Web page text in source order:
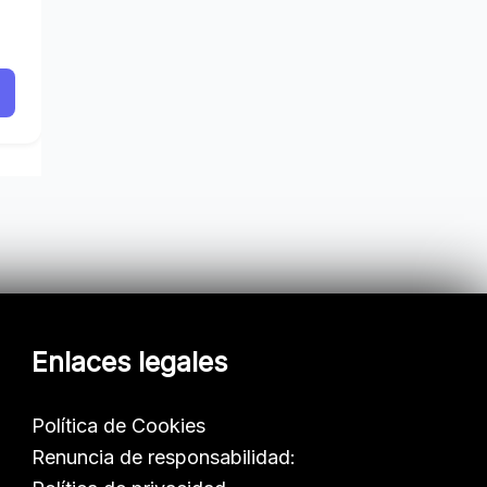
Enlaces legales
Política de Cookies
Renuncia de responsabilidad: